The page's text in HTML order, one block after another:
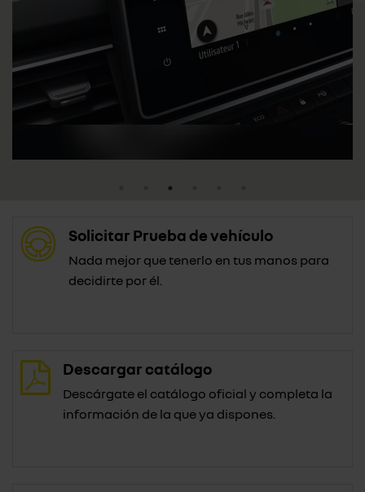
Solicitar Prueba de vehículo
Nada mejor que tenerlo en tus manos para
decidirte por él.
Descargar catálogo
Descárgate el catálogo oficial y completa la
información de la que ya dispones.